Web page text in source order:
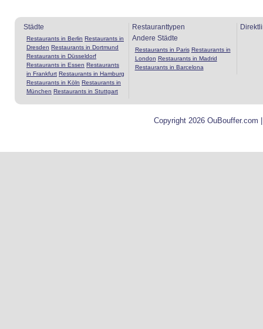
Städte
Restaurants in Berlin Restaurants in
Dresden Restaurants in Dortmund
Restaurants in Düsseldorf
Restaurants in Essen Restaurants
in Frankfurt Restaurants in Hamburg
Restaurants in Köln Restaurants in
München Restaurants in Stuttgart
Restauranttypen
Andere Städte
Restaurants in Paris Restaurants in
London Restaurants in Madrid
Restaurants in Barcelona
Copyright 2026 OuBouffer.com